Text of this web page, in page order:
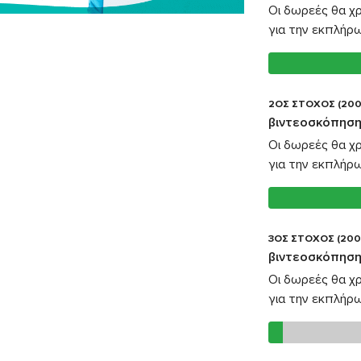
Οι δωρεές θα
για την
2ΟΣ ΣΤΟΧΟΣ
Οι δωρεές θα
για την
3ΟΣ ΣΤΟΧΟΣ
Οι δωρεές θα
για την